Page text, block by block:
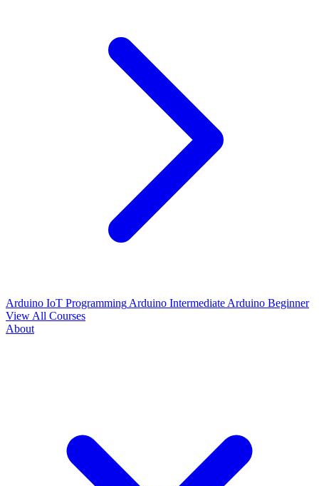
Arduino IoT Programming Arduino Intermediate Arduino Beginner
View All Courses
About